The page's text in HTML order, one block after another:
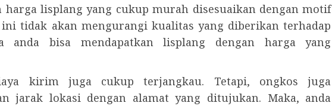
harga lisplang yang cukup murah disesuaikan dengan motif
tidak akan mengurangi kualitas yang diberikan terhadap
anda bisa mendapatkan lisplang dengan harga yang
kirim juga cukup terjangkau. Tetapi, ongkos juga
jarak lokasi dengan alamat yang ditujukan. Maka, anda